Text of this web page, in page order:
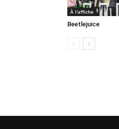
À l'affiche
Beetlejuice